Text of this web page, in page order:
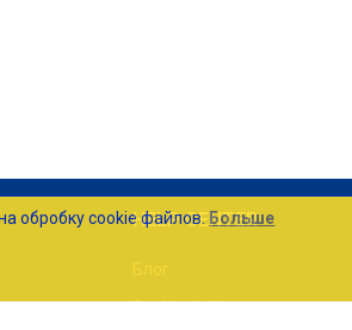
HELP CENTER
Cookie файлы
обробку cookie файлов.Больше